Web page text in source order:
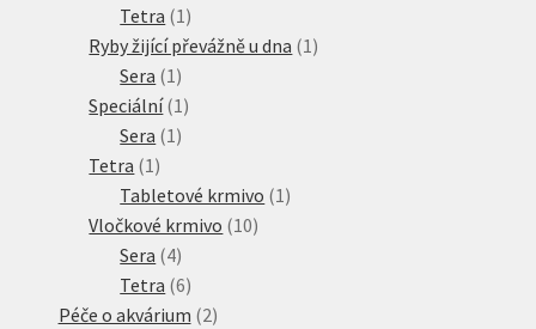
produkty
Tetra 1 1
produkt
Ryby žijící převážně u dna 1 1
Sera 1 1
produkt
Speciální 1 1
Sera 1 1
Tetra 1 1
produkt
Tabletové krmivo 1 1
Vločkové krmivo 1010
Sera 44
produkty
Tetra 66
produktů
Péče o akvárium 22